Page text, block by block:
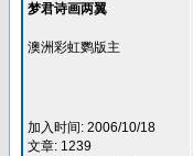
梦君诗画两翼
澳洲彩虹鹦版主
加入时间: 2006/10/18
文章: 1239